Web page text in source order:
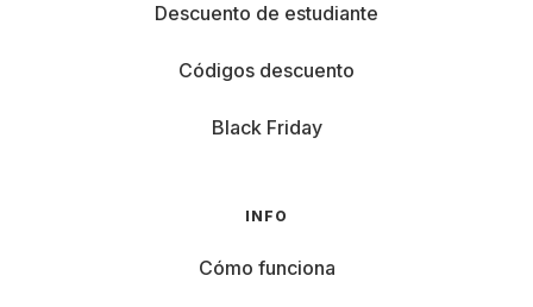
Descuento de estudiante
Códigos descuento
Black Friday
INFO
Cómo funciona